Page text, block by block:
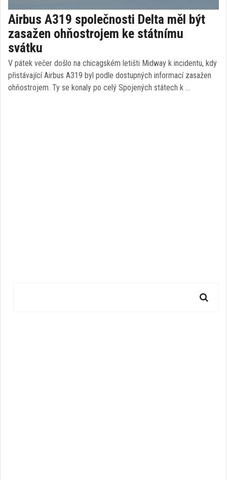
Airbus A319 společnosti Delta měl být
zasažen ohňostrojem ke státnímu
svátku
V pátek večer došlo na chicagském letišti Midway k incidentu, kdy
přistávající Airbus A319 byl podle dostupných informací zasažen
ohňostrojem. Ty se konaly po celý Spojených státech k …